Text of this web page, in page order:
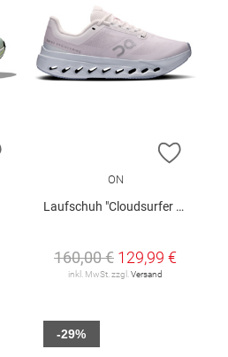
ZUR WUNSCHLISTE HINZUFÜGEN
ZUR
ON
Laufschuh "Cloudsurfer Next W"
160,00 € 129,99 €
inkl. MwSt. zzgl.Versand
-29%